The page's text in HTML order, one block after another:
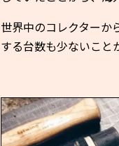
世界中のコレクターか
する台数も少ないこと